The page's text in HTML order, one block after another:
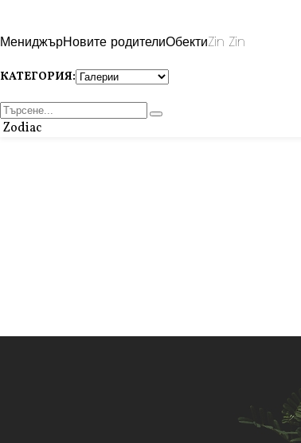
МениджърНовите родителиОбектиZin Zin
КАТЕГОРИЯ:
Zodiac